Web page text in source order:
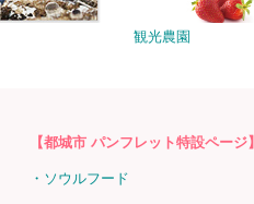
観光農園
【都城市 パンフレット特設ページ】
ソウルフード